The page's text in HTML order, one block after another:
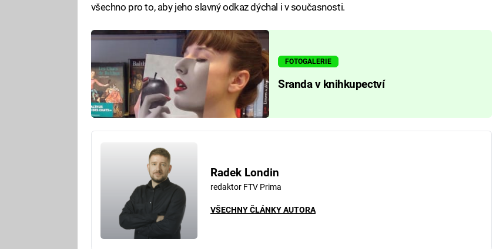
všechno pro to, aby jeho slavný odkaz dýchal i v současnosti.
FOTOGALERIE
Sranda v knihkupectví
Radek Londin
redaktor FTV Prima
VŠECHNY ČLÁNKY AUTORA